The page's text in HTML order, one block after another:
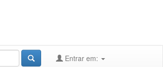
Entrar em: